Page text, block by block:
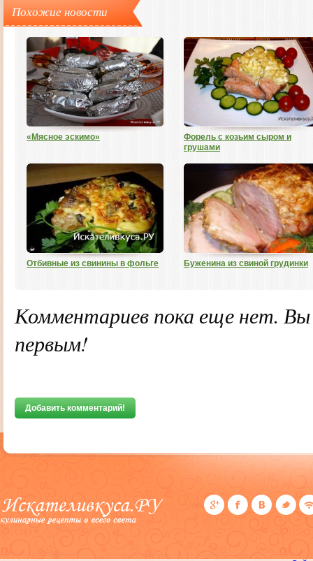
Похожие новости
«Мясное эскимо»
Форель с козьим сыром и
грушами
Отбивные из свинины в фольге Буженина из свиной грудинки
Комментариев пока еще нет.
первым!
Добавить комментарий!